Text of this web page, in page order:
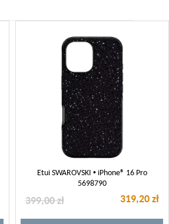
Etui SWAROVSKI • iPhone® 16 Pro
5698790
319,20 zł
399,00 zł